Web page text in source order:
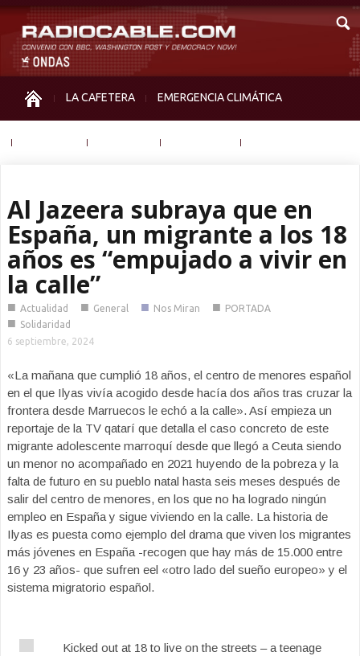
LA CAFETERA EMERGENCIA CLIMÁTICA
Al Jazeera subraya que en
España, un migrante a los 18
años es “empujado a vivir en
la calle”
■ Actualidad ■ General ■ Nos Miran ■ PORTADA
■ Solidaridad
6 septiembre, 2024
«La mañana que cumplió 18 años, el centro de menores español
en el que Ilyas vivía acogido desde hacía dos años tras cruzar la
frontera desde Marruecos le echó a la calle». Así empieza un
reportaje de la TV qatarí que detalla el caso concreto de este
migrante adolescente marroquí desde que llegó a Ceuta siendo
un menor no acompañado en 2021 huyendo de la pobreza y la
falta de futuro en su pueblo natal hasta seis meses después de
salir del centro de menores, en los que no ha logrado ningún
empleo en España y sigue viviendo en la calle. La historia de
Ilyas es puesta como ejemplo del drama que viven los migrantes
más jóvenes en España -recogen que hay más de 15.000 entre
16 y 23 años- que sufren eel «otro lado del sueño europeo» y el
sistema migratorio español.
Kicked out at 18 to live on the streets – a teenage